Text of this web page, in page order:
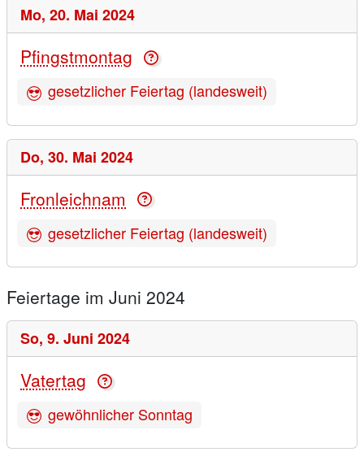
Mo, 20. Mai 2024
Pfingstmontag
gesetzlicher Feiertag (landesweit)
Do, 30. Mai 2024
Fronleichnam
gesetzlicher Feiertag (landesweit)
Feiertage im Juni 2024
So, 9. Juni 2024
Vatertag
gewöhnlicher Sonntag